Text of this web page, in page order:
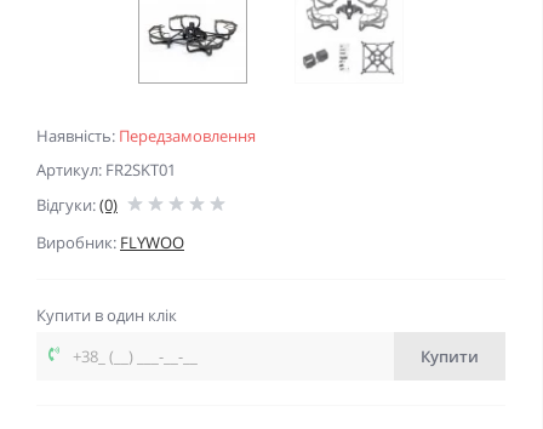
Наявність: Передзамовлення
Артикул: FR2SKT01
Відгуки:(0)
Виробник: FLYWOO
Купити в один клік
Купити